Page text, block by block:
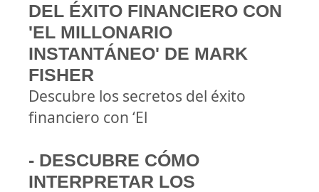
DEL ÉXITO FINANCIERO CON
'EL MILLONARIO
INSTANTÁNEO' DE MARK
FISHER
Descubre los secretos del éxito
financiero con ‘El
- DESCUBRE CÓMO
INTERPRETAR LOS